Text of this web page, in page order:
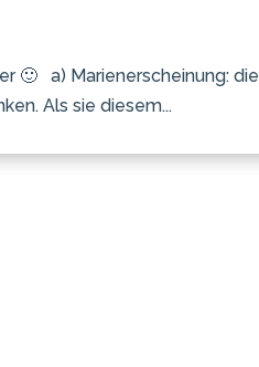
🙂 a) Marienerscheinung: die
Als sie diesem...